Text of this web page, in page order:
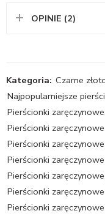
OPINIE (2)
Kategoria: Czarne
Najpopularniejsze
Pierścionki zaręczynowe,
Pierścionki
Pierścionki
Pierścionki
Pierścionki
Pierścionki
Pierścionki